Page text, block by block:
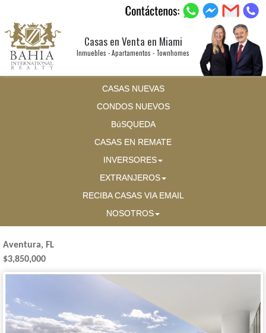
Casas en Venta en Miami
Inmuebles - Apartamentos - Townhomes
CASAS NUEVAS
CONDOS NUEVOS
BúSQUEDA
CASAS EN REMATE
INVERSORES
EXTRANJEROS
RECIBA CASAS VIA EMAIL
NOSOTROS
Aventura, FL
$3,850,000